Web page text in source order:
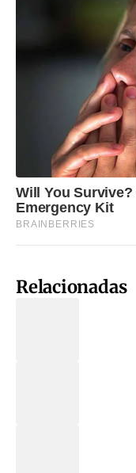
Relacionadas